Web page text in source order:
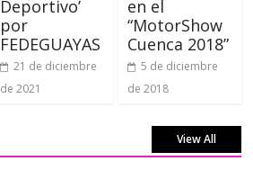
Deportivo’
por
FEDEGUAYAS
21 de diciembre
de 2021
en el
“MotorShow
Cuenca 2018”
5 de diciembre
de 2018
View All